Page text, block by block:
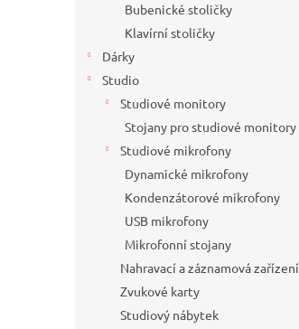
Bubenické stoličky
Klavírní stoličky
Dárky
Studio
Studiové monitory
Stojany pro studiové monitory
Studiové mikrofony
Dynamické mikrofony
Kondenzátorové mikrofony
USB mikrofony
Mikrofonní stojany
Nahravací a záznamová zařízení
Zvukové karty
Studiový nábytek